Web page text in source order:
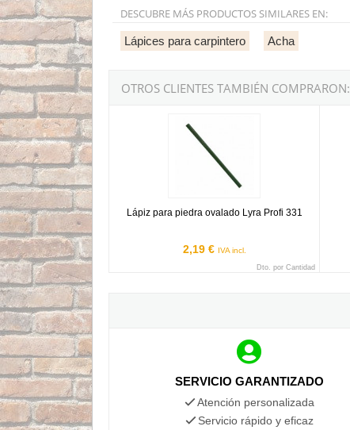
DESCUBRE MÁS PRODUCTOS SIMILARES EN:
Lápices para carpintero Acha
OTROS CLIENTES TAMBIÉN COMPRARON:
Lápiz para piedra ovalado Lyra Profi 331
2,19 € IVA incl.
Dto. por Cantidad
SERVICIO GARANTIZADO
Atención personalizada
Servicio rápido y eficaz